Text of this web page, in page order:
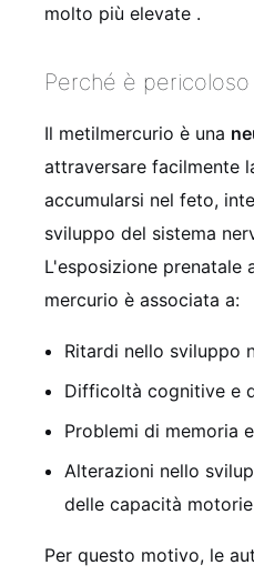
molto più elevate .
Perché è
Il metilmercurio è una
attraversare facilmente
accumularsi nel feto,
sviluppo del sistema
L'esposizione prenatale
mercurio è associata a:
Ritardi nello sviluppo
Difficoltà cognitive e
Problemi di memoria
Alterazioni nello
delle capacità motorie
Per questo motivo, le